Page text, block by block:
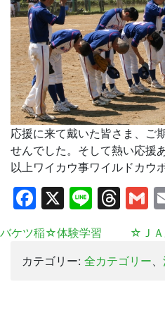
応援に来て戴いた皆さま、ご
せんでした。そして熱い応援
以上ワイカウ事ワイルドカウ
Facebook
X Line
バケツ稲☆体験学習
☆ＪＡ
カテゴリー: 全カテゴリー